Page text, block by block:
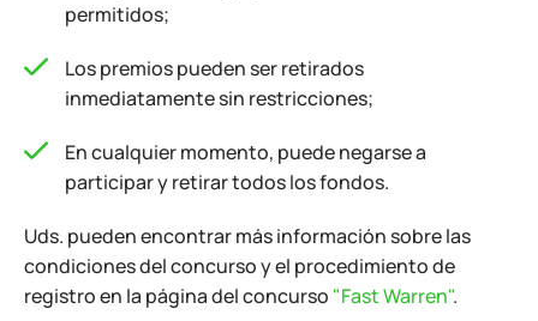
permitidos;
Los premios pueden ser retirados
inmediatamente sin restricciones;
En cualquier momento, puede negarse a
participar y retirar todos los fondos.
Uds. pueden encontrar más información sobre las
condiciones del concurso y el procedimiento de
registro en la página del concurso "Fast Warren".